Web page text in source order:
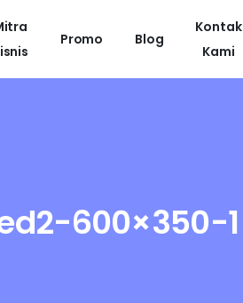
Promo Blog
Kontak
Kami
600×350-1